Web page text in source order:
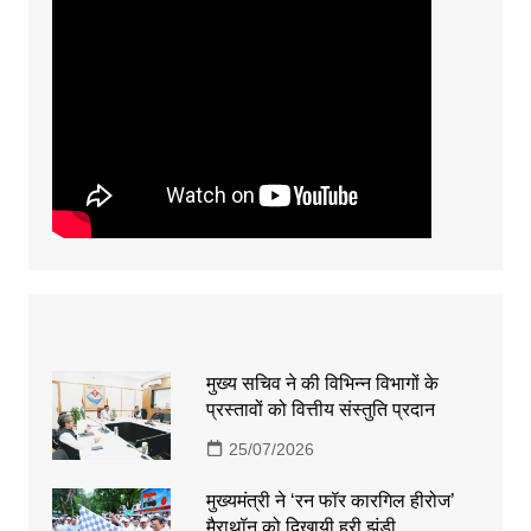
मुख्य सचिव ने की विभिन्न विभागों के
प्रस्तावों को वित्तीय संस्तुति प्रदान
25/07/2026
मुख्यमंत्री ने ‘रन फॉर कारगिल हीरोज’